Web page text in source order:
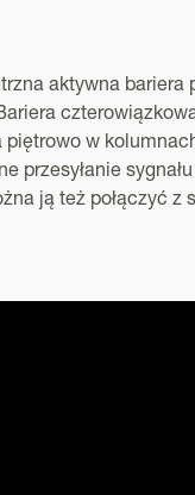
aktywna
piętrowo w
przesyłanie
ją też połączyć z